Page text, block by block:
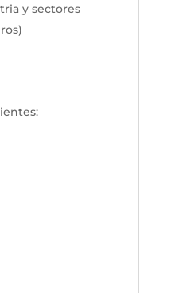
y sectores